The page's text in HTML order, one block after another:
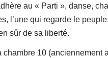
au « Parti », danse,
l’une qui regarde le
sûr de sa liberté.
10